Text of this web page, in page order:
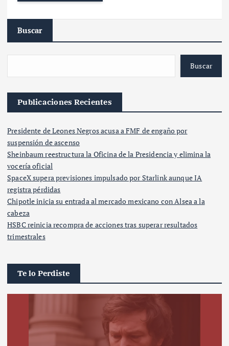
Buscar
Buscar
Publicaciones Recientes
Presidente de Leones Negros acusa a FMF de engaño por
suspensión de ascenso
Sheinbaum reestructura la Oficina de la Presidencia y elimina la
vocería oficial
SpaceX supera previsiones impulsado por Starlink aunque IA
registra pérdidas
Chipotle inicia su entrada al mercado mexicano con Alsea a la
cabeza
HSBC reinicia recompra de acciones tras superar resultados
trimestrales
Te lo Perdiste